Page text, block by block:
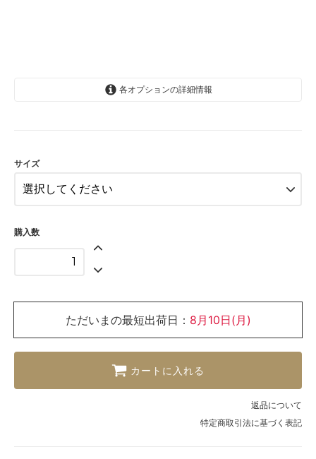
各オプションの詳細情報
サイズ
購入数
ただいまの最短出荷日： 8月10日(月)
カートに入れる
返品について
特定商取引法に基づく表記